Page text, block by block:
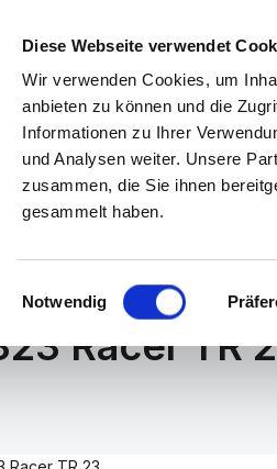
Diese Webseite verwendet
Wir verwenden Cookies, um
anbieten zu können und die
Informationen zu Ihrer
und Analysen weiter. Unsere
zusammen, die Sie ihnen
gesammelt haben.
Einwilligungsauswahl
Notwendig
Alle
DAMENSCHUHE
Racer TR